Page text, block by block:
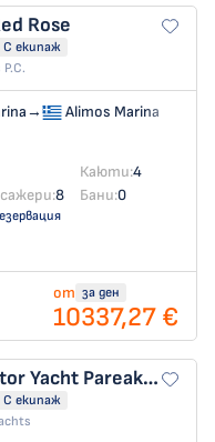
Rose
С екипаж
→ Alimos Marina
Каюти:4
8 Бани:0
от за ден
10337,27 €
Yacht Pareaki II
С екипаж